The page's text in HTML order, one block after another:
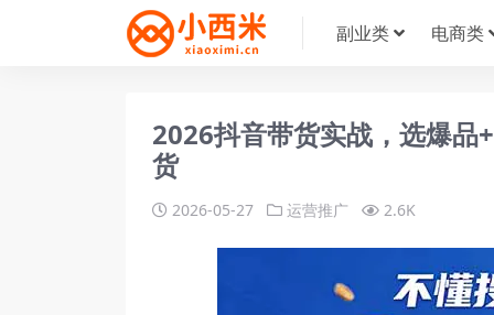
副业类 电商类
2026抖音带货实战，选爆品
货
2026-05-27 运营推广 2.6K